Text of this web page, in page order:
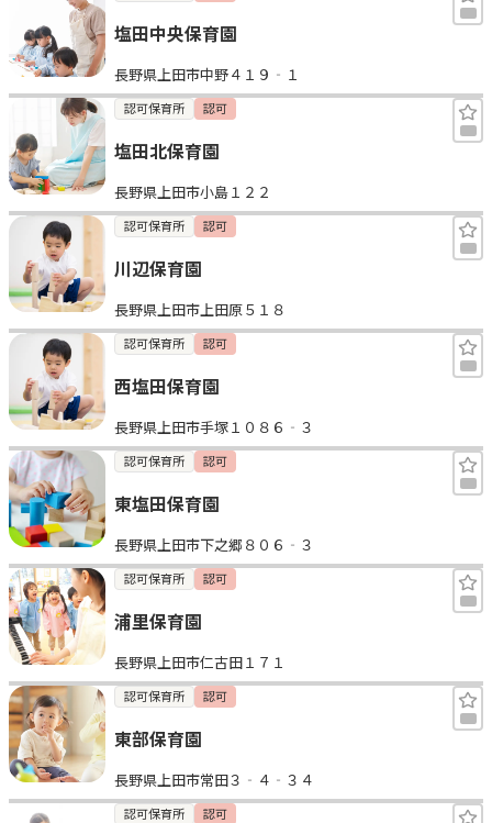
塩田中央保育園
長野県上田市中野４１９‐１
認可保育所 認可
塩田北保育園
長野県上田市小島１２２
認可保育所 認可
川辺保育園
長野県上田市上田原５１８
認可保育所 認可
西塩田保育園
長野県上田市手塚１０８６‐３
認可保育所 認可
東塩田保育園
長野県上田市下之郷８０６‐３
認可保育所 認可
浦里保育園
長野県上田市仁古田１７１
認可保育所 認可
東部保育園
長野県上田市常田３‐４‐３４
認可保育所 認可